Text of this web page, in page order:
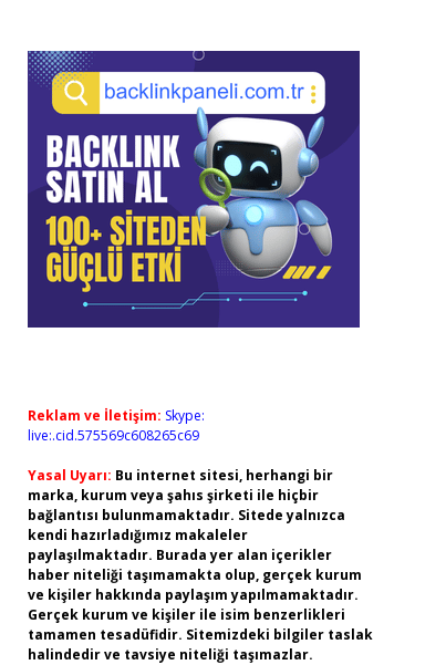
Reklam ve İletişim: Skype:
live:.cid.575569c608265c69
Yasal Uyarı: Bu internet sitesi, herhangi bir
marka, kurum veya şahıs şirketi ile hiçbir
bağlantısı bulunmamaktadır. Sitede yalnızca
kendi hazırladığımız makaleler
paylaşılmaktadır. Burada yer alan içerikler
haber niteliği taşımamakta olup, gerçek kurum
ve kişiler hakkında paylaşım yapılmamaktadır.
Gerçek kurum ve kişiler ile isim benzerlikleri
tamamen tesadüfidir. Sitemizdeki bilgiler taslak
halindedir ve tavsiye niteliği taşımazlar.